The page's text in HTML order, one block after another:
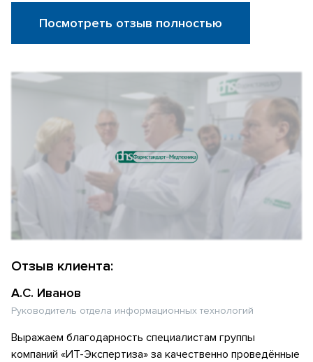
Посмотреть отзыв полностью
Отзыв клиента:
А.С. Иванов
Руководитель отдела информационных технологий
Выражаем благодарность специалистам группы
компаний «ИТ-Экспертиза» за качественно проведённые